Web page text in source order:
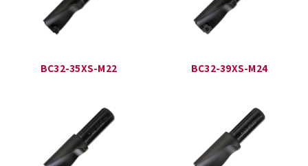
BC32-35XS-M22 BC32-39XS-M24